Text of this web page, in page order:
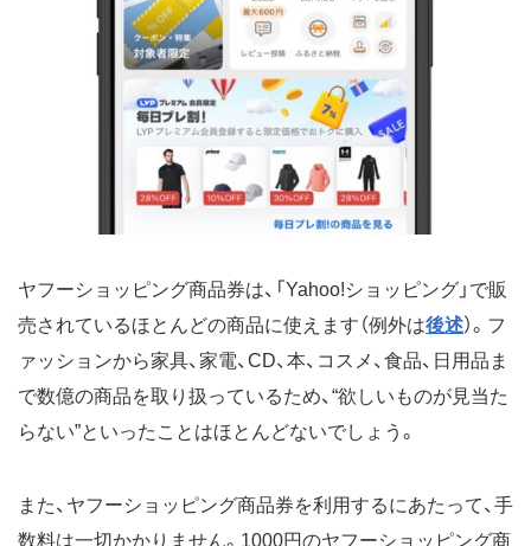
ヤフーショッピング商品券は、「Yahoo!ショッピング」で販
売されているほとんどの商品に使えます（例外は後述）。フ
ァッションから家具、家電、CD、本、コスメ、食品、日用品ま
で数億の商品を取り扱っているため、“欲しいものが見当た
らない”といったことはほとんどないでしょう。
また、ヤフーショッピング商品券を利用するにあたって、手
数料は一切かかりません。1000円のヤフーショッピング商